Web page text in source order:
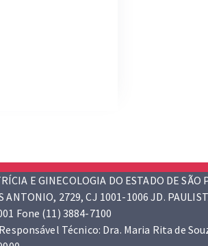
E GINECOLOGIA DO ESTADO DE SÃO
ANTONIO, 2729, CJ 1001-1006 JD.
Fone (11) 3884-7100
Técnico: Dra. Maria Rita de